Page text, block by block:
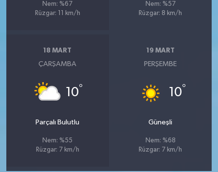
Nem: %67
Rüzgar: 11 km/h
Nem: %57
Rüzgar: 8 km/h
18 MART
ÇARŞAMBA
10°
Parçalı Bulutlu
Nem: %55
Rüzgar: 7 km/h
19 MART
PERŞEMBE
10°
Güneşli
Nem: %68
Rüzgar: 7 km/h